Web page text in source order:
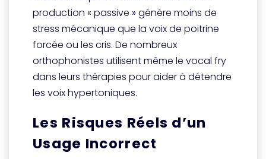
production « passive » génère moins de
stress mécanique que la voix de poitrine
forcée ou les cris. De nombreux
orthophonistes utilisent même le vocal fry
dans leurs thérapies pour aider à détendre
les voix hypertoniques.
Les Risques Réels d’un
Usage Incorrect